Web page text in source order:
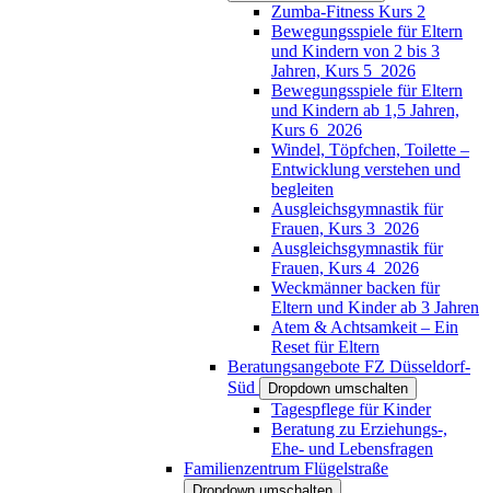
Zumba-Fitness Kurs 2
Bewegungsspiele für Eltern
und Kindern von 2 bis 3
Jahren, Kurs 5_2026
Bewegungsspiele für Eltern
und Kindern ab 1,5 Jahren,
Kurs 6_2026
Windel, Töpfchen, Toilette –
Entwicklung verstehen und
begleiten
Ausgleichsgymnastik für
Frauen, Kurs 3_2026
Ausgleichsgymnastik für
Frauen, Kurs 4_2026
Weckmänner backen für
Eltern und Kinder ab 3 Jahren
Atem & Achtsamkeit – Ein
Reset für Eltern
Beratungsangebote FZ Düsseldorf-
Süd
Dropdown umschalten
Tagespflege für Kinder
Beratung zu Erziehungs-,
Ehe- und Lebensfragen
Familienzentrum Flügelstraße